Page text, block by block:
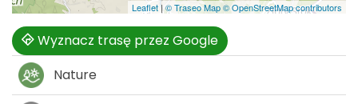
Leaflet| © Traseo Map© OpenStreetMap contributors
Wyznacz trasę przez Google
Nature